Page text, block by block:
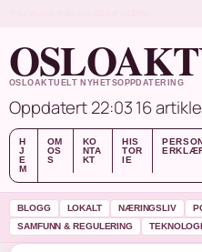
OSLOAKTUELT NYHETSOPPDATERING
Oppdatert 22:0316
H
J
E
M
OM
OS
S
KO
NTA
KT
HIS
TOR
IE
BLOGG LOKALT NÆRINGSLIV
SAMFUNN & REGULERING
TEKNOLOGI